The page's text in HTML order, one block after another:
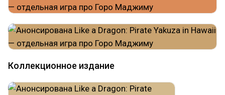
Коллекционное издание